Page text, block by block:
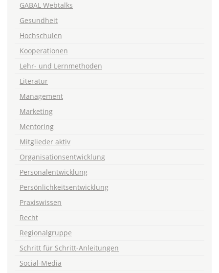
GABAL Webtalks
Gesundheit
Hochschulen
Kooperationen
Lehr- und Lernmethoden
Literatur
Management
Marketing
Mentoring
Mitglieder aktiv
Organisationsentwicklung
Personalentwicklung
Persönlichkeitsentwicklung
Praxiswissen
Recht
Regionalgruppe
Schritt für Schritt-Anleitungen
Social-Media